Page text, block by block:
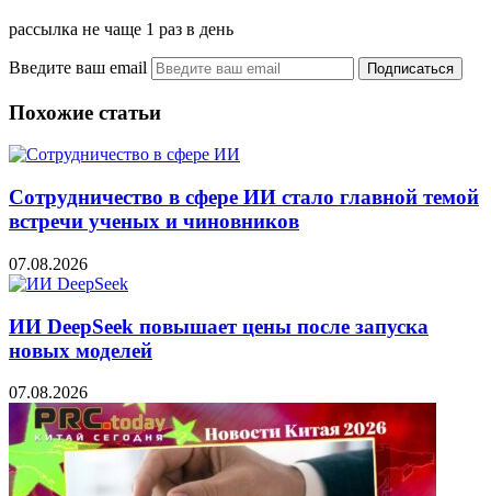
рассылка не чаще 1 раз в день
Введите ваш email
Похожие статьи
Сотрудничество в сфере ИИ стало главной темой
встречи ученых и чиновников
07.08.2026
ИИ DeepSeek повышает цены после запуска
новых моделей
07.08.2026